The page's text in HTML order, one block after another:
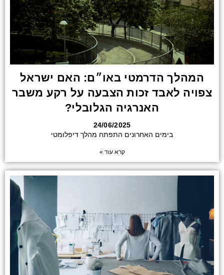
המהלך הדרמטי באו״ם: האם ישראל
צפויה לאבד זכות הצבעה על רקע משבר
האנרגיה הגלובלי?
24/06/2025
בימים האחרונים התפתח מהלך דיפלומטי
קרא עוד »